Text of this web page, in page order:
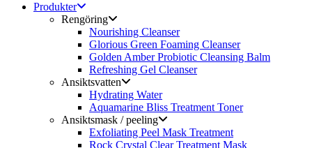
Produkter
Rengöring
Nourishing Cleanser
Glorious Green Foaming Cleanser
Golden Amber Probiotic Cleansing Balm
Refreshing Gel Cleanser
Ansiktsvatten
Hydrating Water
Aquamarine Bliss Treatment Toner
Ansiktsmask / peeling
Exfoliating Peel Mask Treatment
Rock Crystal Clear Treatment Mask